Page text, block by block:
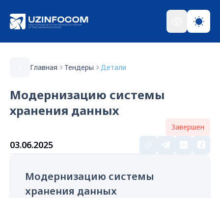
Главная Тендеры Детали
Модернизацию системы
хранения данных
Завершен
03.06.2025
Модернизацию системы
хранения данных